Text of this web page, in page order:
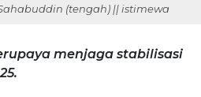
(tengah) || istimewa
menjaga stabilisasi